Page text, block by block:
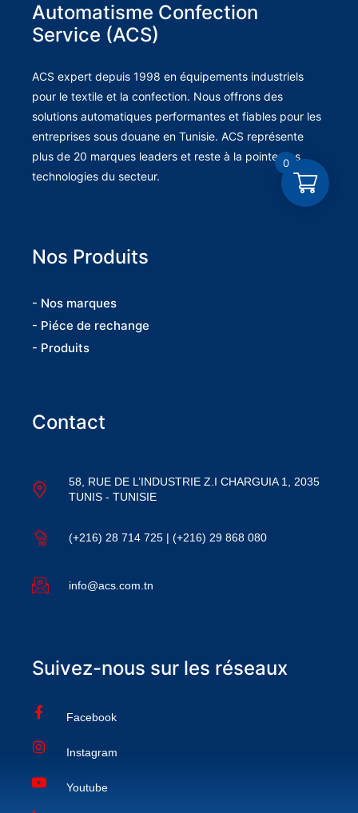
Automatisme Confection
Service (ACS)
ACS expert depuis 1998 en équipements industriels
pour le textile et la confection. Nous offrons des
solutions automatiques performantes et fiables pour les
entreprises sous douane en Tunisie. ACS représente
plus de 20 marques leaders et reste à la pointe des
technologies du secteur.
Nos Produits
- Nos marques
- Piéce de rechange
- Produits
Contact
58, RUE DE L’INDUSTRIE Z.I CHARGUIA 1, 2035
TUNIS - TUNISIE
(+216) 28 714 725 | (+216) 29 868 080
info@acs.com.tn
Suivez-nous sur les réseaux
Facebook
Instagram
Youtube
0